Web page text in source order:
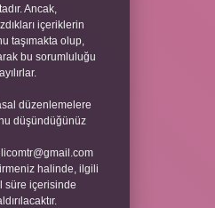
Ancak,
içeriklerin
taşımakta olup,
bu sorumluluğu
düzenlemelere
düşündüğünüz
halinde, ilgili
süre içerisinde